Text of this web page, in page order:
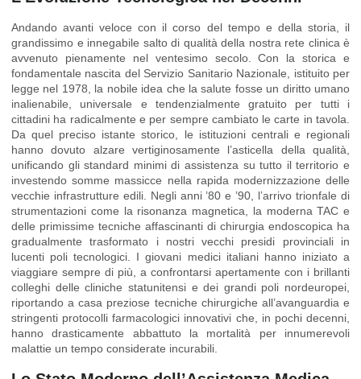
Andando avanti veloce con il corso del tempo e della storia, il
grandissimo e innegabile salto di qualità della nostra rete clinica è
avvenuto pienamente nel ventesimo secolo. Con la storica e
fondamentale nascita del Servizio Sanitario Nazionale, istituito per
legge nel 1978, la nobile idea che la salute fosse un diritto umano
inalienabile, universale e tendenzialmente gratuito per tutti i
cittadini ha radicalmente e per sempre cambiato le carte in tavola.
Da quel preciso istante storico, le istituzioni centrali e regionali
hanno dovuto alzare vertiginosamente l’asticella della qualità,
unificando gli standard minimi di assistenza su tutto il territorio e
investendo somme massicce nella rapida modernizzazione delle
vecchie infrastrutture edili. Negli anni ’80 e ’90, l’arrivo trionfale di
strumentazioni come la risonanza magnetica, la moderna TAC e
delle primissime tecniche affascinanti di chirurgia endoscopica ha
gradualmente trasformato i nostri vecchi presidi provinciali in
lucenti poli tecnologici. I giovani medici italiani hanno iniziato a
viaggiare sempre di più, a confrontarsi apertamente con i brillanti
colleghi delle cliniche statunitensi e dei grandi poli nordeuropei,
riportando a casa preziose tecniche chirurgiche all’avanguardia e
stringenti protocolli farmacologici innovativi che, in pochi decenni,
hanno drasticamente abbattuto la mortalità per innumerevoli
malattie un tempo considerate incurabili.